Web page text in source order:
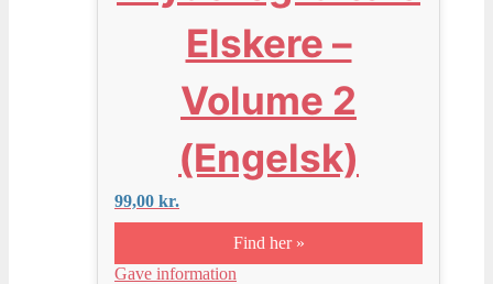
Elskere –
Volume 2
(Engelsk)
99,00 kr.
Find her »
Gave information